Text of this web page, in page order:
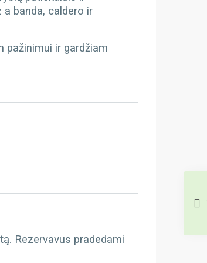
banda, caldero ir
pažinimui ir gardžiam
Rezervavus pradedami